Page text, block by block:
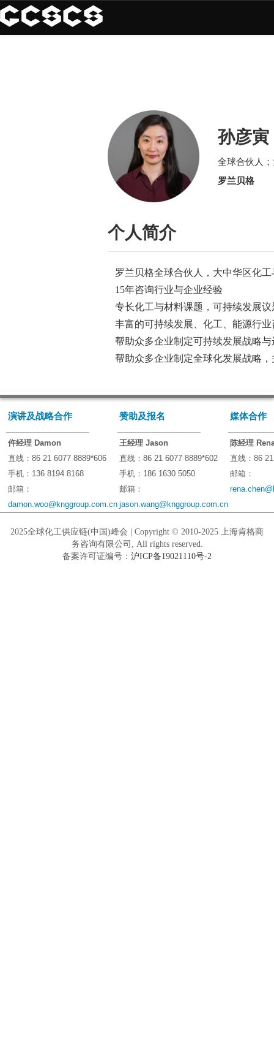
孙彦寅
全球合伙人
罗兰贝格
个人简介
 罗兰贝格全球合伙人，大中华区化
 15年咨询行业与企业经验
 专长化工与材料课题，可持续发展议
 丰富的可持续发展、化工、能源行
 帮助众多企业制定可持续发展战略
 帮助众多企业制定全球化发展战略
演讲及战略合作 赞助及报名 媒体合作
仵经理 Damon
直线：86 21 6077 8889*606
手机：136 8194 8168
邮箱：
damon.woo@knggroup.com.cn
王经理 Jason
直线：86 21 6077 8889*602
手机：186 1630 5050
邮箱：
jason.wang@knggroup.com.cn
陈经理
直线：86
邮箱：
2025全球化工供应链(中国)峰会 | Copyright © 2010-2025 上海肯格商
务咨询有限公司, All rights reserved.
备案许可证编号： 沪ICP备19021110号-2